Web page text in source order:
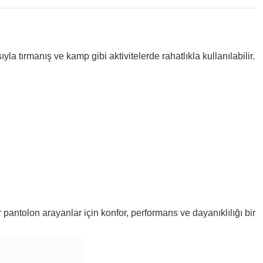
tırmanış ve kamp gibi aktivitelerde rahatlıkla kullanılabilir.
arayanlar için konfor, performans ve dayanıklılığı bir